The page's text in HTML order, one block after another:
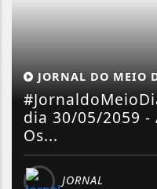
JORNAL DO MEIO
dia 30/05/2059 -
Os...
JORNAL